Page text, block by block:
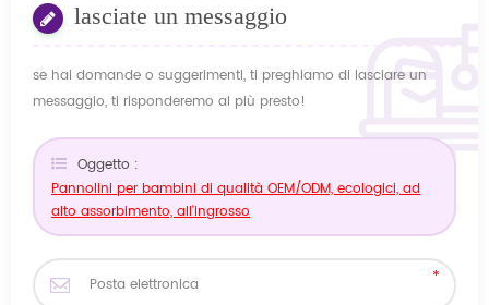
lasciate un messaggio
se hai domande o suggerimenti, ti preghiamo di lasciare un
messaggio, ti risponderemo al più presto!
Oggetto :
Pannolini per bambini di qualità OEM/ODM, ecologici, ad
alto assorbimento, all'ingrosso